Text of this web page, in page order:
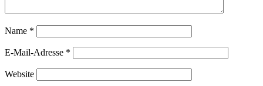
Name *
E-Mail-Adresse *
Website